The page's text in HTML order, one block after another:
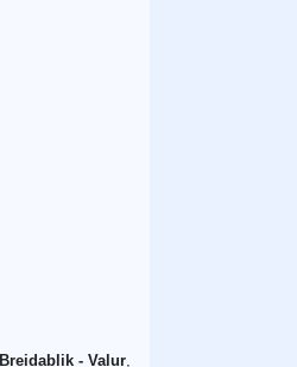
Breidablik - Valur,